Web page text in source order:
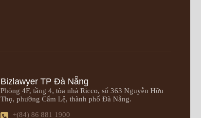
Bizlawyer TP Đà Nẵng
Phòng 4F, tầng 4, tòa nhà Ricco, số 363 Nguyễn Hữu
Thọ, phường Cẩm Lệ, thành phố Đà Nẵng.
+(84) 86 881 1900